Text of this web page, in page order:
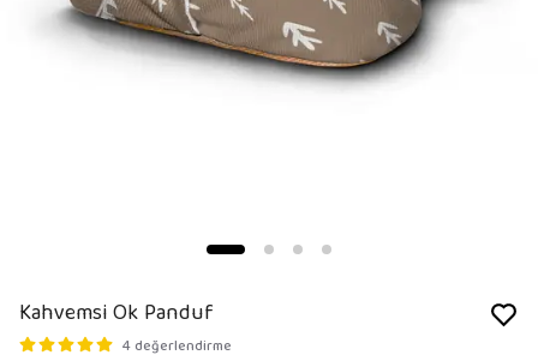
Kahvemsi Ok Panduf
4 değerlendirme